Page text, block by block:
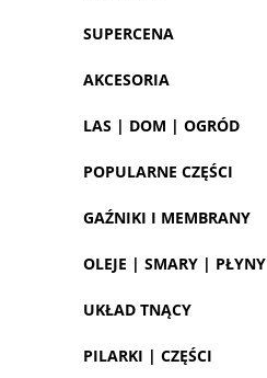
SUPERCENA
AKCESORIA
LAS | DOM | OGRÓD
POPULARNE CZĘŚCI
GAŹNIKI I MEMBRANY
OLEJE | SMARY | PŁYNY
UKŁAD TNĄCY
PILARKI | CZĘŚCI